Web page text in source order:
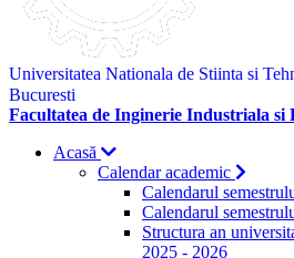
Universitatea Nationala de Stiinta si
Bucuresti
Facultatea de Inginerie Industriala si
Acasă
Calendar academic
Calendarul
Calendarul
Structura an
2025 - 2026